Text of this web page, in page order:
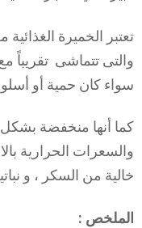
تعتبر الخميرة
والتى تتماشى تقريباً
سواء كان حمية أو
كما أنها منخفضة
والسعرات الحرارية
خالية من السكر ، و
الملخص :